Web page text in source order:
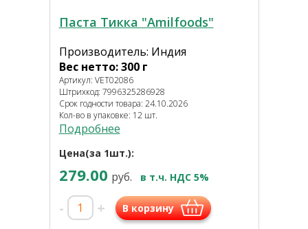
Паста Тикка "Amilfoods"
Производитель: Индия
Вес нетто: 300 г
Артикул: VET02086
Штрихкод: 7996325286928
Срок годности товара: 24.10.2026
Кол-во в упаковке: 12 шт.
Подробнее
Цена(за 1шт.):
279.00 руб. в т.ч. НДС 5%
- + В корзину